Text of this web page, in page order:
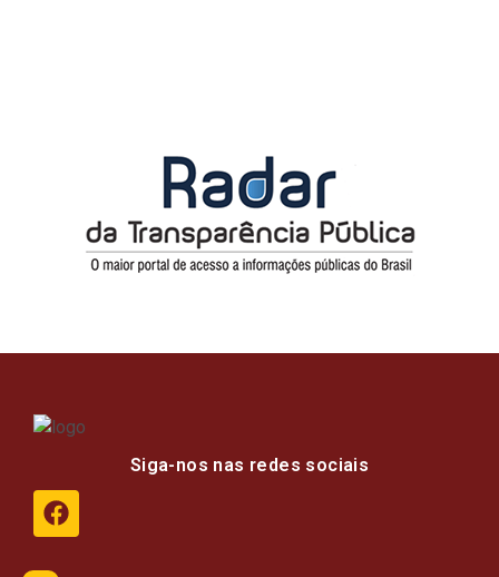
Siga-nos nas redes sociais